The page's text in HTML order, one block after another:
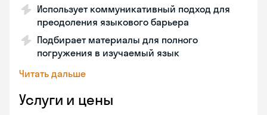
Использует коммуникативный подход для
преодоления языкового барьера
Подбирает материалы для полного
погружения в изучаемый язык
Читать дальше
Услуги и цены